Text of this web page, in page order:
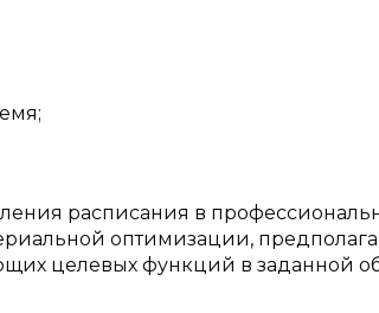
расписания в
оптимизации,
целевых функций в заданной